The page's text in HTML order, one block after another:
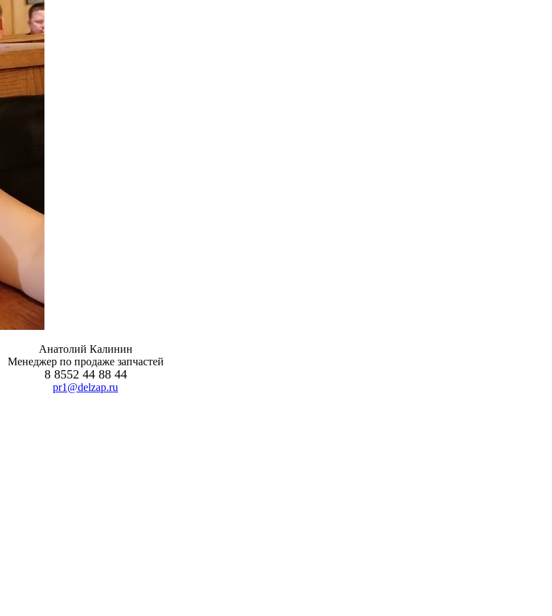
Анатолий Калинин
Менеджер по продаже запчастей
8 8552 44 88 44
pr1@delzap.ru